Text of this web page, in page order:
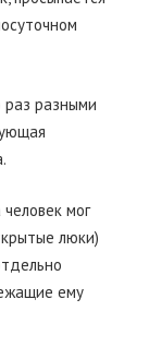
раз разными
мог
люки)
ему